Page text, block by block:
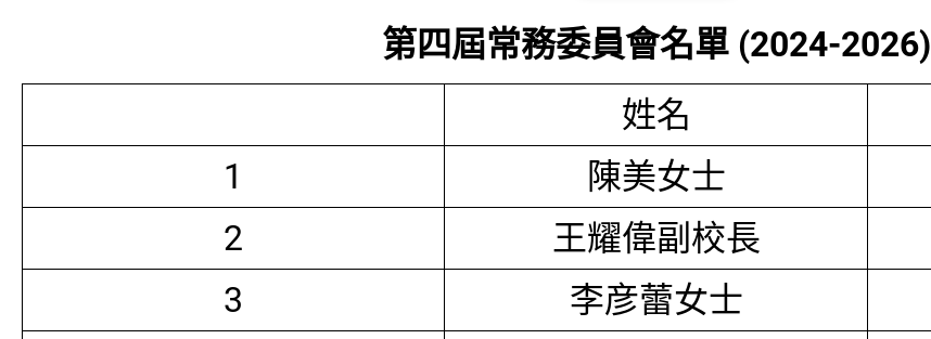
第四屆常務委員會名單 (2024-2026)
姓名
1
陳美女士
2
王耀偉副校長
3
李彦蕾女士